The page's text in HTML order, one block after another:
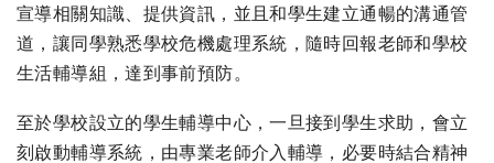
宣導相關知識、提供資訊，並且和學生建立通暢的溝通管
道，讓同學熟悉學校危機處理系統，隨時回報老師和學校
生活輔導組，達到事前預防。
至於學校設立的學生輔導中心，一旦接到學生求助，會立
刻啟動輔導系統，由專業老師介入輔導，必要時結合精神